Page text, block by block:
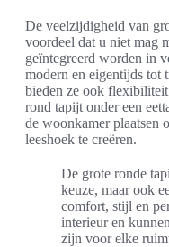
De veelzijdigheid van
voordeel dat u niet mag
geïntegreerd worden in
modern en eigentijds tot
bieden ze ook
rond tapijt onder een
de woonkamer plaatsen
leeshoek te creëren.
De grote ronde
keuze, maar ook
comfort, stijl en
interieur en
zijn voor elke